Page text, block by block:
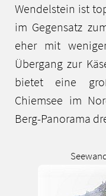
Wendelstein ist
im Gegensatz
eher mit
Übergang zur
bietet eine
Chiemsee im
Berg-Panorama